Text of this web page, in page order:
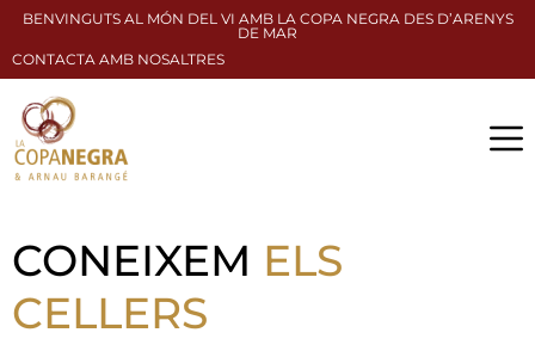
BENVINGUTS AL MÓN DEL VI AMB LA COPA NEGRA DES D’ARENYS
DE MAR
CONTACTA AMB NOSALTRES
CONEIXEM ELS
CELLERS